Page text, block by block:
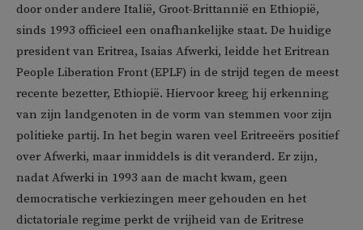
door onder andere Italië, Groot-Brittannië en Ethiopië,
sinds 1993 officieel een onafhankelijke staat. De huidige
president van Eritrea, Isaias Afwerki, leidde het Eritrean
People Liberation Front (EPLF) in de strijd tegen de meest
recente bezetter, Ethiopië. Hiervoor kreeg hij erkenning
van zijn landgenoten in de vorm van stemmen voor zijn
politieke partij. In het begin waren veel Eritreeërs positief
over Afwerki, maar inmiddels is dit veranderd. Er zijn,
nadat Afwerki in 1993 aan de macht kwam, geen
democratische verkiezingen meer gehouden en het
dictatoriale regime perkt de vrijheid van de Eritrese